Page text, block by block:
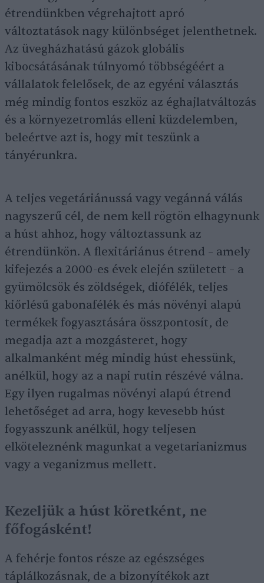
étrendünkben végrehajtott apró
változtatások nagy különbséget jelenthetnek.
Az üvegházhatású gázok globális
kibocsátásának túlnyomó többségéért a
vállalatok felelősek, de az egyéni választás
még mindig fontos eszköz az éghajlatváltozás
és a környezetromlás elleni küzdelemben,
beleértve azt is, hogy mit teszünk a
tányérunkra.
A teljes vegetáriánussá vagy vegánná válás
nagyszerű cél, de nem kell rögtön elhagynunk
a húst ahhoz, hogy változtassunk az
étrendünkön. A flexitáriánus étrend – amely
kifejezés a 2000-es évek elején született – a
gyümölcsök és zöldségek, diófélék, teljes
kiőrlésű gabonafélék és más növényi alapú
termékek fogyasztására összpontosít, de
megadja azt a mozgásteret, hogy
alkalmanként még mindig húst ehessünk,
anélkül, hogy az a napi rutin részévé válna.
Egy ilyen rugalmas növényi alapú étrend
lehetőséget ad arra, hogy kevesebb húst
fogyasszunk anélkül, hogy teljesen
elköteleznénk magunkat a vegetarianizmus
vagy a veganizmus mellett.
Kezeljük a húst köretként, ne
főfogásként!
A fehérje fontos része az egészséges
táplálkozásnak, de a bizonyítékok azt